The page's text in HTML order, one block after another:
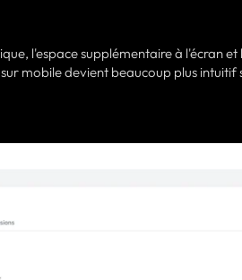
l'espace supplémentaire à l'écran et
mobile devient beaucoup plus intuitif